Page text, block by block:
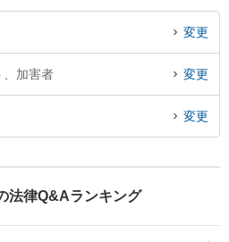
変更
、加害者 変更
変更
法律Q&Aランキング